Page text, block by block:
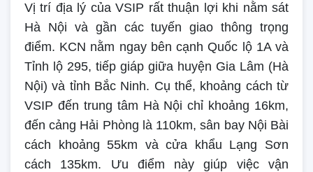
Vị trí địa lý của VSIP rất thuận lợi khi nằm sát
Hà Nội và gần các tuyến giao thông trọng
điểm. KCN nằm ngay bên cạnh Quốc lộ 1A và
Tỉnh lộ 295, tiếp giáp giữa huyện Gia Lâm (Hà
Nội) và tỉnh Bắc Ninh. Cụ thể, khoảng cách từ
VSIP đến trung tâm Hà Nội chỉ khoảng 16km,
đến cảng Hải Phòng là 110km, sân bay Nội Bài
cách khoảng 55km và cửa khẩu Lạng Sơn
cách 135km. Ưu điểm này giúp việc vận